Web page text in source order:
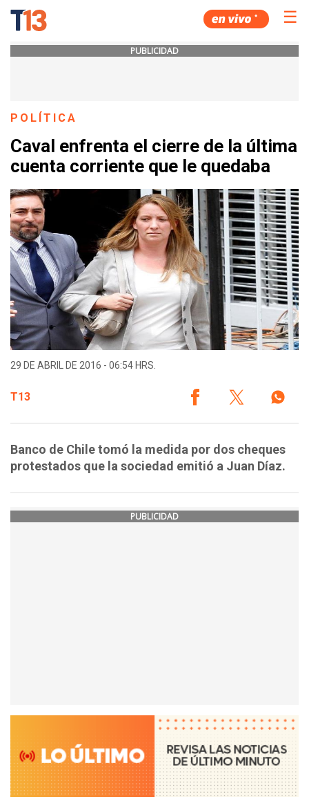
☰
PUBLICIDAD
POLÍTICA
Caval enfrenta el cierre de la última
cuenta corriente que le quedaba
29 DE ABRIL DE 2016 - 06:54 HRS.
T13
Banco de Chile tomó la medida por dos cheques
protestados que la sociedad emitió a Juan Díaz.
PUBLICIDAD